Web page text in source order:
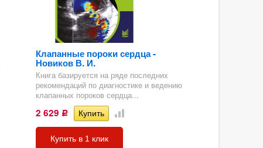
Клапанные пороки сердца -
Новиков В. И.
Книга базируется на ряде последних
рекомендаций по диагностике и ведению
клапанных пороков сердца...
2 629 Р
Купить в 1 клик